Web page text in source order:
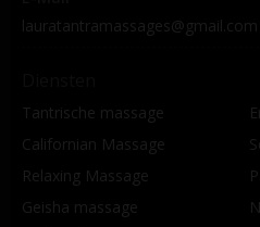
lauratantramassages@gmail.com
Tantrische massage
Californian Massage
Relaxing Massage
Geisha massage